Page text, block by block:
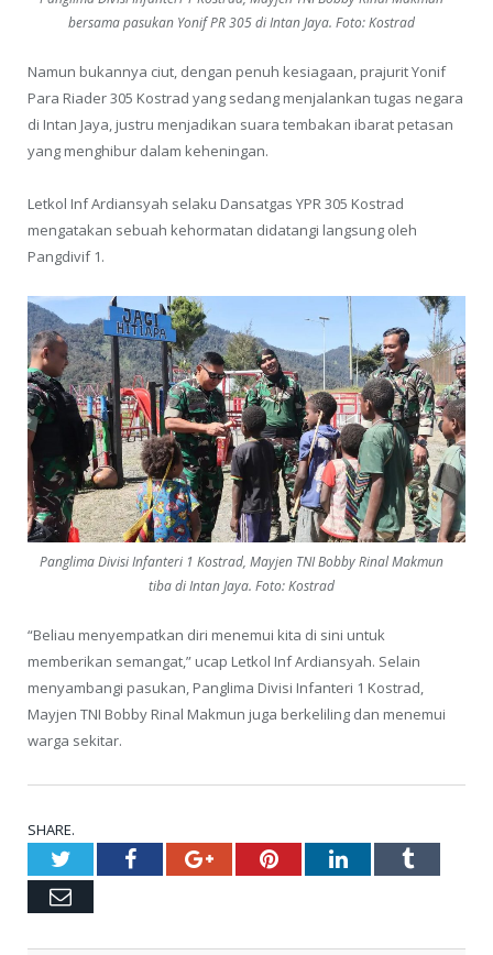
bersama pasukan Yonif PR 305 di Intan Jaya. Foto: Kostrad
Namun bukannya ciut, dengan penuh kesiagaan, prajurit Yonif
Para Riader 305 Kostrad yang sedang menjalankan tugas negara
di Intan Jaya, justru menjadikan suara tembakan ibarat petasan
yang menghibur dalam keheningan.
Letkol Inf Ardiansyah selaku Dansatgas YPR 305 Kostrad
mengatakan sebuah kehormatan didatangi langsung oleh
Pangdivif 1.
Panglima Divisi Infanteri 1 Kostrad, Mayjen TNI Bobby Rinal Makmun
tiba di Intan Jaya. Foto: Kostrad
“Beliau menyempatkan diri menemui kita di sini untuk
memberikan semangat,” ucap Letkol Inf Ardiansyah. Selain
menyambangi pasukan, Panglima Divisi Infanteri 1 Kostrad,
Mayjen TNI Bobby Rinal Makmun juga berkeliling dan menemui
warga sekitar.
SHARE.
TwitterFacebookGoogle+PinterestLinkedInTumblr
Email